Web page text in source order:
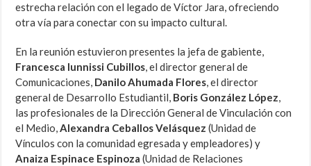
estrecha relación con el legado de Víctor Jara, ofreciendo
otra vía para conectar con su impacto cultural.
En la reunión estuvieron presentes la jefa de gabiente,
Francesca Iunnissi Cubillos, el director general de
Comunicaciones, Danilo Ahumada Flores, el director
general de Desarrollo Estudiantil, Boris González López,
las profesionales de la Dirección General de Vinculación con
el Medio,Alexandra Ceballos Velásquez (Unidad de
Vínculos con la comunidad egresada y empleadores) y
Anaiza Espinace Espinoza (Unidad de Relaciones